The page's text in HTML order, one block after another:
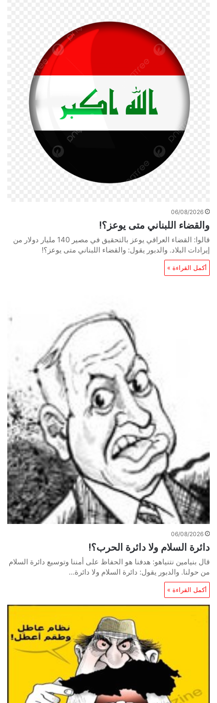
06/08/2026
والقضاء اللبناني متى يوعز؟!
قالوا: القضاء العراقي يوعز بالتحقيق في مصير 140 مليار دولار من
إيرادات البلاد. والدبور يقول: والقضاء اللبناني متى يوعز؟!
أكمل القراءة »
06/08/2026
دائرة السلام ولا دائرة الحرب؟!
قال بنيامين نتنياهو: هدفنا هو الحفاظ على أمننا وتوسيع دائرة السلام
من حولنا. والدبور يقول: دائرة السلام ولا دائرة…
أكمل القراءة »